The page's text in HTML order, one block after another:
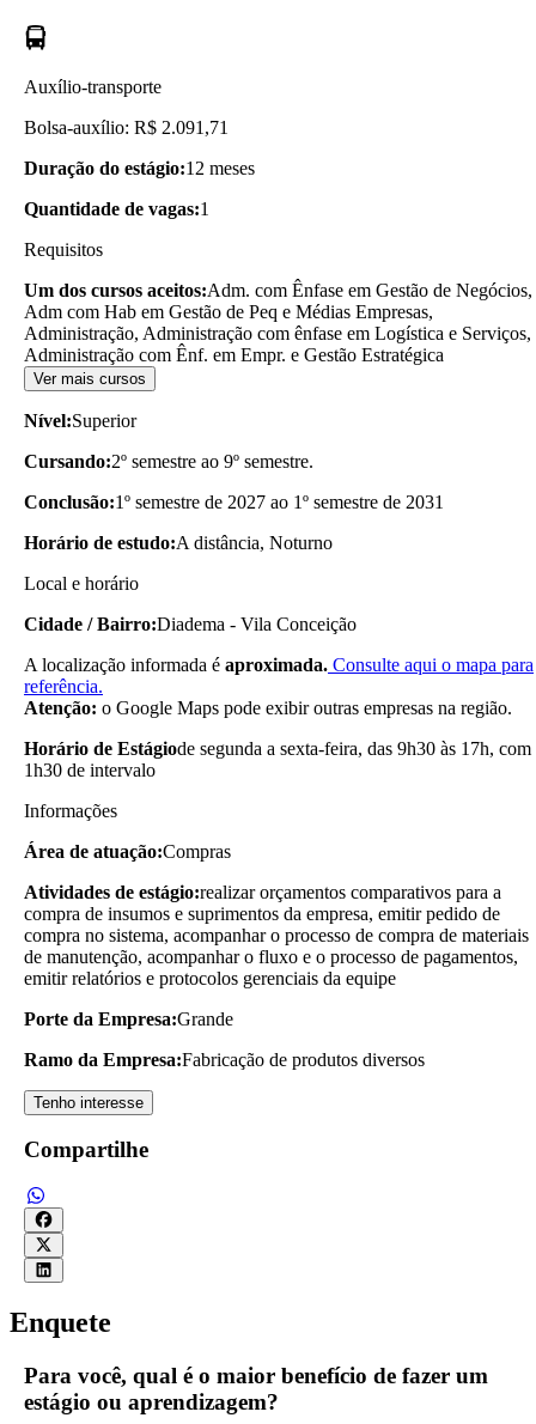
Auxílio-transporte
Bolsa-auxílio: R$ 2.091,71
Duração do estágio:12 meses
Quantidade de vagas:1
Requisitos
Um dos cursos aceitos:Adm. com Ênfase em Gestão de Negócios,
Adm com Hab em Gestão de Peq e Médias Empresas,
Administração, Administração com ênfase em Logística e Serviços,
Administração com Ênf. em Empr. e Gestão Estratégica
Ver mais cursos
Nível:Superior
Cursando:2º semestre ao 9º semestre.
Conclusão:1º semestre de 2027 ao 1º semestre de 2031
Horário de estudo:A distância, Noturno
Local e horário
Cidade / Bairro:Diadema - Vila Conceição
A localização informada é aproximada. Consulte aqui o mapa para
referência.
Atenção: o Google Maps pode exibir outras empresas na região.
Horário de Estágiode segunda a sexta-feira, das 9h30 às 17h, com
1h30 de intervalo
Informações
Área de atuação:Compras
Atividades de estágio:realizar orçamentos comparativos para a
compra de insumos e suprimentos da empresa, emitir pedido de
compra no sistema, acompanhar o processo de compra de materiais
de manutenção, acompanhar o fluxo e o processo de pagamentos,
emitir relatórios e protocolos gerenciais da equipe
Porte da Empresa:Grande
Ramo da Empresa:Fabricação de produtos diversos
Tenho interesse
Compartilhe
Enquete
Para você, qual é o maior benefício de fazer um
estágio ou aprendizagem?